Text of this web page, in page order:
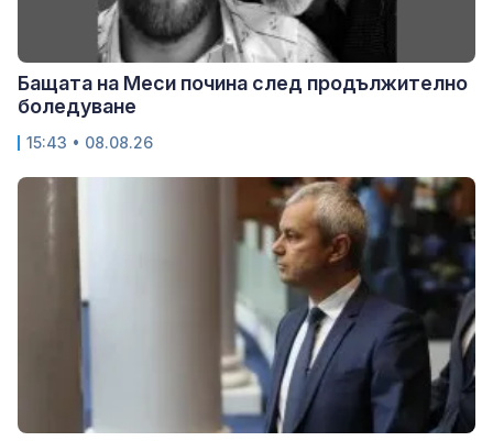
Бащата на Меси почина след продължително
боледуване
15:43 • 08.08.26